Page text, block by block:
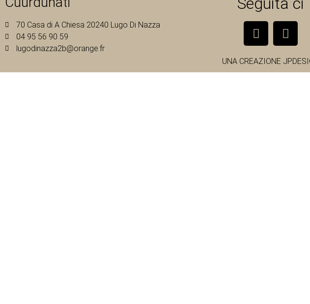
70 Casa di A Chiesa 20240 Lugo Di Nazza
04 95 56 90 59
lugodinazza2b@orange.fr
UNA CREAZIONE